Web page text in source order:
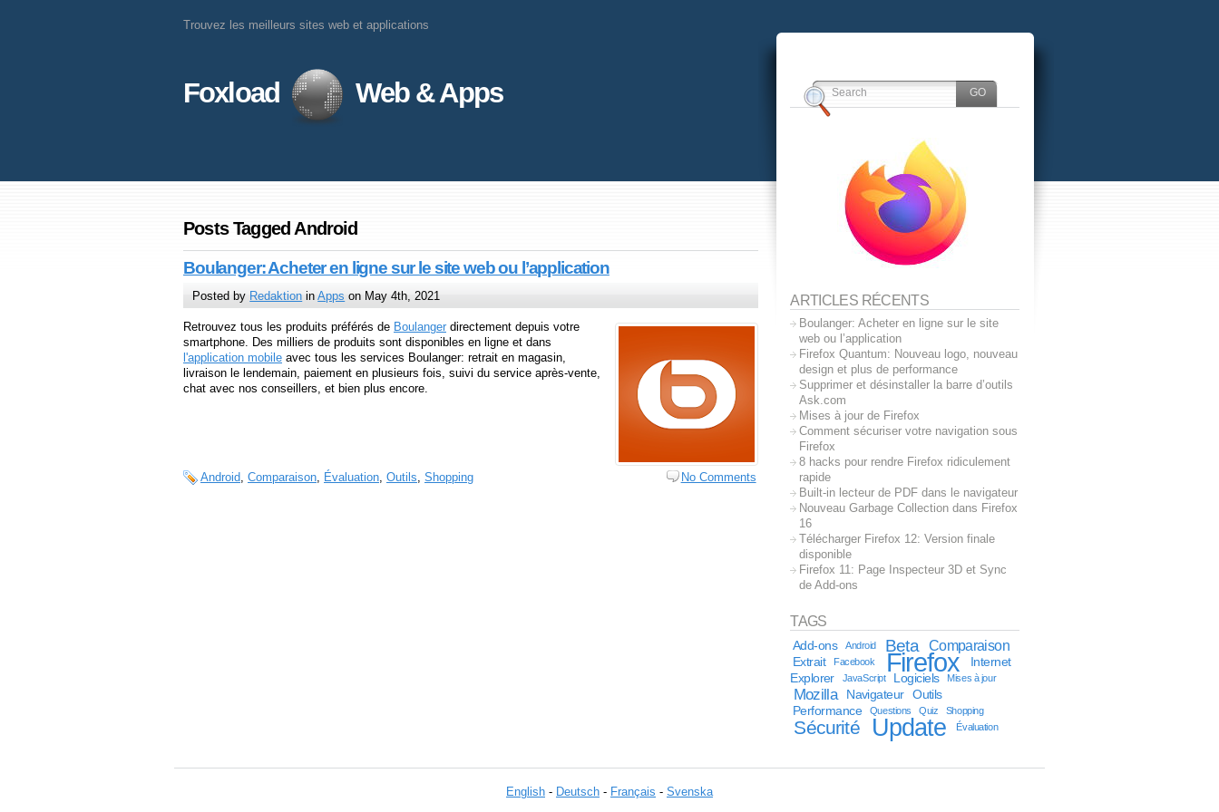
Trouvez les meilleurs sites web et applications
Foxload Web & Apps
Posts Tagged Android
Boulanger: Acheter en ligne sur le site web ou l’application
Posted by Redaktion inApps on May 4th, 2021
Retrouvez tous les produits préférés de Boulanger directement depuis votre
smartphone. Des milliers de produits sont disponibles en ligne et dans
l'application mobile avec tous les services Boulanger: retrait en magasin,
livraison le lendemain, paiement en plusieurs fois, suivi du service après-vente,
chat avec nos conseillers, et bien plus encore.
Android, Comparaison, Évaluation, Outils, Shopping No Comments
ARTICLES RÉCENTS
Boulanger: Acheter en ligne sur le site
web ou l’application
Firefox Quantum: Nouveau logo, nouveau
design et plus de performance
Supprimer et désinstaller la barre d’outils
Ask.com
Mises à jour de Firefox
Comment sécuriser votre navigation sous
Firefox
8 hacks pour rendre Firefox ridiculement
rapide
Built-in lecteur de PDF dans le navigateur
Nouveau Garbage Collection dans Firefox
16
Télécharger Firefox 12: Version finale
disponible
Firefox 11: Page Inspecteur 3D et Sync
de Add-ons
TAGS
Add-ons Android Beta Comparaison
Extrait Facebook Firefox
Internet
Explorer
JavaScript Logiciels Mises à jour
Mozilla Navigateur
Outils
Performance
Questions Quiz Shopping
Sécurité Update Évaluation
English - Deutsch - Français - Svenska